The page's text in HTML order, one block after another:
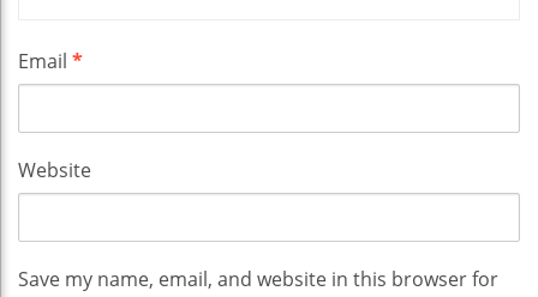
Email *
Website
Save my name, email, and website in this browser for